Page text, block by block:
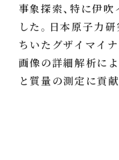
事象探索、特に伊
した。日本原子力
ちいたグザイマイ
画像の詳細解析に
と質量の測定に貢献